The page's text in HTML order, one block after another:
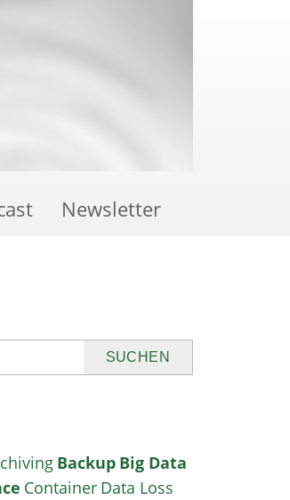
Newsletter
Backup Big Data
Container Data Loss